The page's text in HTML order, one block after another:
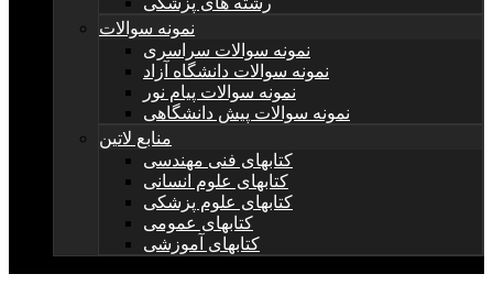
نمونه سوالات
نمونه سوالات سراسری
نمونه سوالات دانشگاه آزاد
نمونه سوالات پیام نور
نمونه سوالات پیش دانشگاهی
منابع لاتین
کتابهای فنی مهندسی
کتابهای علوم انسانی
کتابهای علوم پزشکی
کتابهای عمومی
کتابهای آموزشی